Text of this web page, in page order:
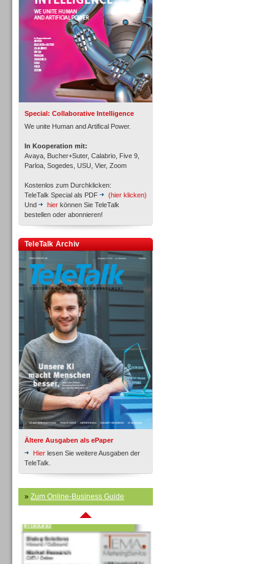
Special: Collaborative Intelligence
We unite Human and Artifical Power.
In Kooperation mit:
Avaya, Bucher+Suter, Calabrio, Five 9,
Parloa, Sogedes, USU, Vier, Zoom
Kostenlos zum Durchklicken:
TeleTalk Special als PDF
(hier klicken)
Und
hier können Sie TeleTalk
bestellen oder abonnieren!
TeleTalk Archiv
Ältere Ausgaben als ePaper
Hier lesen Sie weitere Ausgaben der
TeleTalk.
» Zum Online-Business Guide
Inbound
Inbound
Inbound
Inbound